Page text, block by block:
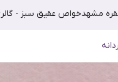
مشهدخواص عقیق سبز -